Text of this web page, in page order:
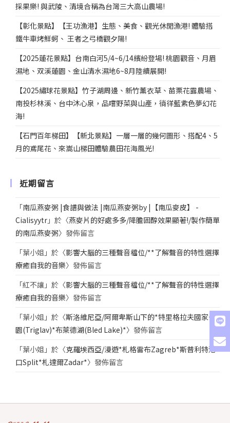
採果樂! 與武陵、清境合稱為台灣三大高山農場!
【彰化景點】【王功漁港】生態、美食、觀光休閒漁港! 體驗搭
鐵牛車烤鮮蚵、 王者之弓橋觀夕陽!
【2025蓮花景點】台南白河5/4~6/14繽紛登場! 桃園觀音、月眉
濕地、双溪蓮園、金山清水濕地6~8月陸續展開!
【2025繡球花景點】竹子湖周邊、新竹薰衣草、苗栗花露農場、
南投杉林溪、台中沐心泉，品嚐野菜與山產，徜徉藍紫色夢幻花
海!
【石門百年梯田】【新北景點】一層一層的幾何圖形、搭配4、5
月的鳶尾花、來嵩山梯田體驗農田花海風光!
近期留言
「南瓜燕麥粥 |食譜與做法 |南瓜燕麥粥by |【南瓜麥皮】 -
Cialisyytr 」於〈燕麥片的好處多多/降膽固醇效果顯著!/製作簡單
的南瓜燕麥粥〉發佈留言
「葉小姐 」於〈影響大腦的三種聲音檔位/**了解聲音的特性選擇
療癒自我的音樂〉發佈留言
「紅不讓 」於〈影響大腦的三種聲音檔位/**了解聲音的特性選擇
療癒自我的音樂〉發佈留言
「葉小姐 」於〈斯洛維尼亞/阿爾卑斯山下的*特里格拉夫國家公
園(Triglav)*布萊德湖(Bled Lake)*〉發佈留言
「葉小姐 」於〈克羅埃西亞/漫遊*札格雷布Zagreb*斯普利特港
口Split*札達爾Zadar*〉發佈留言